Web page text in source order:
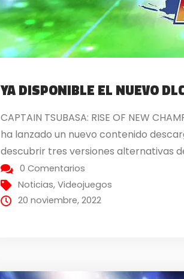
YA DISPONIBLE EL NUEVO
CAPTAIN TSUBASA: RISE OF NEW
ha lanzado un nuevo contenido
descubrir tres versiones alternativas
0 Comentarios
Noticias,Videojuegos
20 noviembre, 2022